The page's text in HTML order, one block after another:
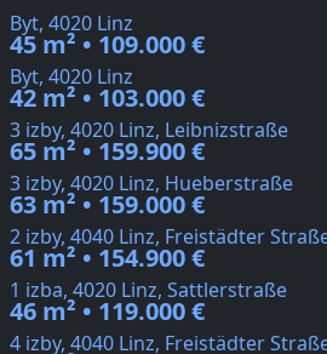
Byt, 4020 Linz
45 m² • 109.000 €
Byt, 4020 Linz
42 m² • 103.000 €
3 izby, 4020 Linz, Leibnizstraße
65 m² • 159.900 €
3 izby, 4020 Linz, Hueberstraße
63 m² • 159.000 €
2 izby, 4040 Linz, Freistädter
61 m² • 154.900 €
1 izba, 4020 Linz, Sattlerstraße
46 m² • 119.000 €
4 izby, 4040 Linz, Freistädter